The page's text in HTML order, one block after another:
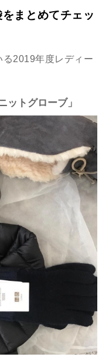
まとめてチェッ
2019年度レディー
ットグローブ」